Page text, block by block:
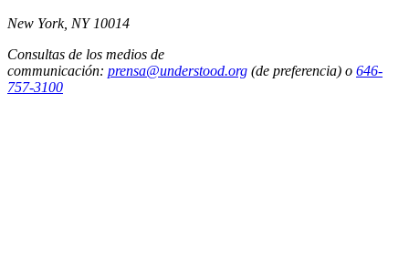
New York, NY 10014
Consultas de los medios de
communicación: prensa@understood.org (de preferencia) o 646-
757-3100